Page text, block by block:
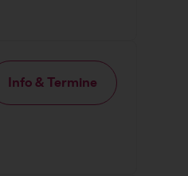
Info & Termine